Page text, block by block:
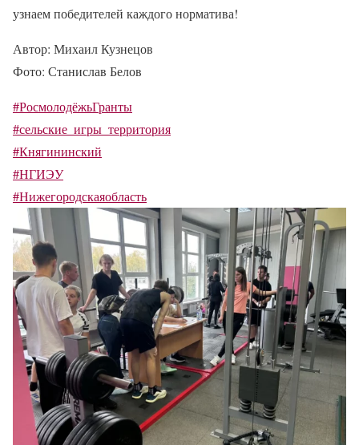
узнаем победителей каждого норматива!
Автор: Михаил Кузнецов
Фото: Станислав Белов
#РосмолодёжьГранты
#сельские_игры_территория
#Княгининский
#НГИЭУ
#Нижегородскаяобласть